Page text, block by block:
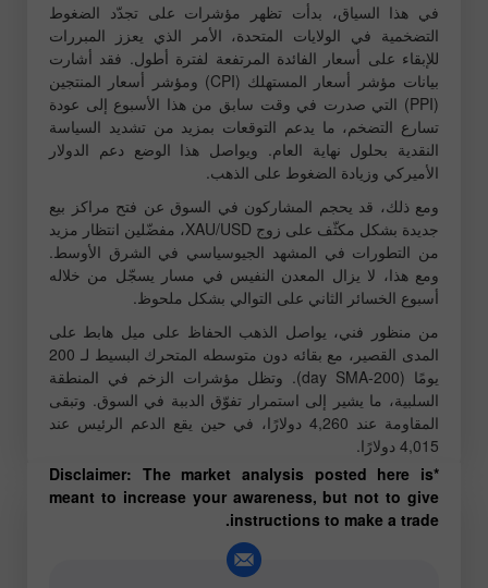
في هذا السياق، بدأت تظهر مؤشرات على تجدّد الضغوط
التضخمية في الولايات المتحدة، الأمر الذي يعزز المبررات
للإبقاء على أسعار الفائدة المرتفعة لفترة أطول. فقد أشارت
بيانات مؤشر أسعار المستهلك (CPI) ومؤشر أسعار المنتجين
(PPI) التي صدرت في وقت سابق من هذا الأسبوع إلى عودة
تسارع التضخم، ما يدعم التوقعات بمزيد من تشديد السياسة
النقدية بحلول نهاية العام. ويواصل هذا الوضع دعم الدولار
الأميركي وزيادة الضغوط على الذهب.
ومع ذلك، قد يحجم المشاركون في السوق عن فتح مراكز بيع
جديدة بشكل مكثّف على زوج XAU/USD، مفضّلين انتظار مزيد
من التطورات في المشهد الجيوسياسي في الشرق الأوسط.
ومع هذا، لا يزال المعدن النفيس في مسار يسجّل من خلاله
أسبوع الخسائر الثاني على التوالي بشكل ملحوظ.
من منظور فني، يواصل الذهب الحفاظ على ميل هابط على
المدى القصير، مع بقائه دون متوسطه المتحرك البسيط لـ 200
يومًا (200-day SMA). وتظل مؤشرات الزخم في المنطقة
السلبية، ما يشير إلى استمرار تفوّق الدببة في السوق. وتبقى
المقاومة عند 4,260 دولارًا، في حين يقع الدعم الرئيس عند
4,015 دولارًا.
*Disclaimer: The market analysis posted here is
meant to increase your awareness, but not to give
instructions to make a trade.